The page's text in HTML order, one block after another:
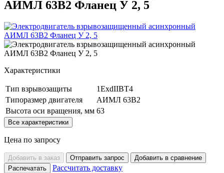
АИМЛ 63В2 Фланец У 2, 5
Характеристики
Тип взрывозащиты
1ExdIIBT4
Типоразмер двигателя
АИМЛ 63В2
Высота оси вращения, мм 63
Все характеристики
Цена по запросу
Добавить в заказ Отправить запрос
Добавить в сравнение
Распечатать
Рассчитать доставку